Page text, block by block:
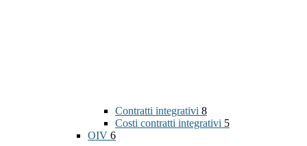
Contratti integrativi 8
Costi contratti integrativi 5
OIV 6